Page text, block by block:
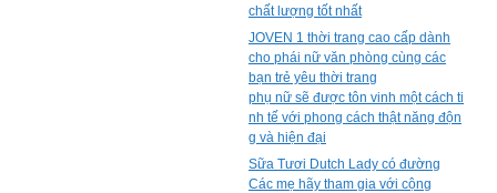
chất lượng tốt nhất
JOVEN 1 thời trang cao cấp dành
cho phái nữ văn phòng cùng các
bạn trẻ yêu thời trang
phụ nữ sẽ được tôn vinh một cách ti
nh tế với phong cách thật năng độn
g và hiện đại
Sữa Tươi Dutch Lady có đường
Các mẹ hãy tham gia với cộng